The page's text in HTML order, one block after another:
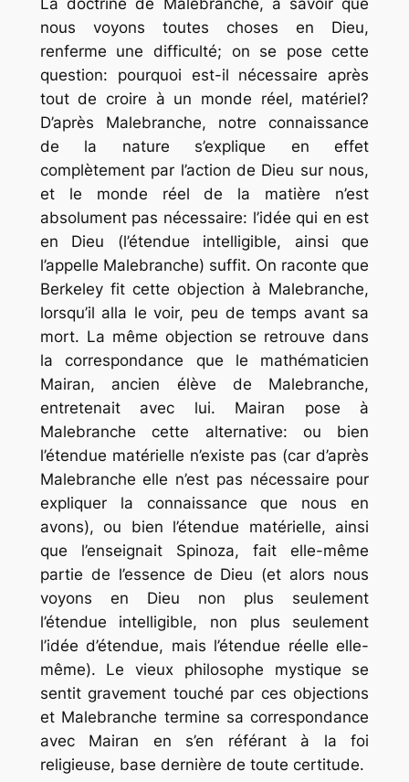
nous voyons toutes choses en Dieu,
renferme une difficulté; on se pose cette
question: pourquoi est-il nécessaire après
tout de croire à un monde réel, matériel?
D’après Malebranche, notre connaissance
de la nature s’explique en effet
complètement par l’action de Dieu sur nous,
et le monde réel de la matière n’est
absolument pas nécessaire: l’idée qui en est
en Dieu (l’étendue intelligible, ainsi que
l’appelle Malebranche) suffit. On raconte que
Berkeley fit cette objection à Malebranche,
lorsqu’il alla le voir, peu de temps avant sa
mort. La même objection se retrouve dans
la correspondance que le mathématicien
Mairan, ancien élève de Malebranche,
entretenait avec lui. Mairan pose à
Malebranche cette alternative: ou bien
l’étendue matérielle n’existe pas (car d’après
Malebranche elle n’est pas nécessaire pour
expliquer la connaissance que nous en
avons), ou bien l’étendue matérielle, ainsi
que l’enseignait Spinoza, fait elle-même
partie de l’essence de Dieu (et alors nous
voyons en Dieu non plus seulement
l’étendue intelligible, non plus seulement
l’idée d’étendue, mais l’étendue réelle elle-
même). Le vieux philosophe mystique se
sentit gravement touché par ces objections
et Malebranche termine sa correspondance
avec Mairan en s’en référant à la foi
religieuse, base dernière de toute certitude.